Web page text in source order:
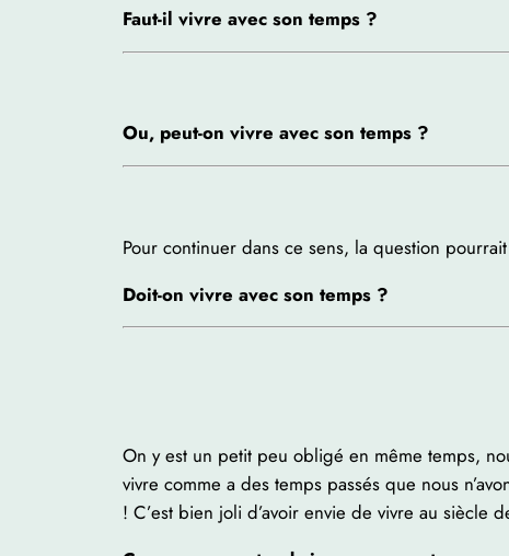
Faut-il vivre avec son temps ?
Ou, peut-on vivre avec son temps ?
Pour continuer dans ce sens, la question
Doit-on vivre avec son temps ?
On y est un petit peu obligé en même temps,
vivre comme a des temps passés que nous
! C’est bien joli d’avoir envie de vivre au siècle